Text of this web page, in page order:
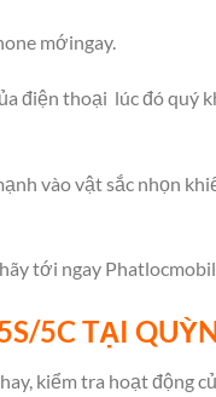
mớingay.
điện thoại lúc đó quý
vào vật sắc nhọn
tới ngay
5C TẠI
kiểm tra hoạt động